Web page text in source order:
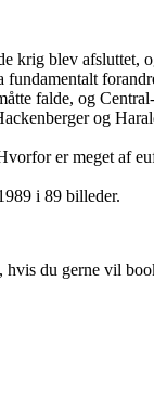
krig blev
fundamentalt
falde, og
og
er meget af
i 89 billeder.
du gerne vil